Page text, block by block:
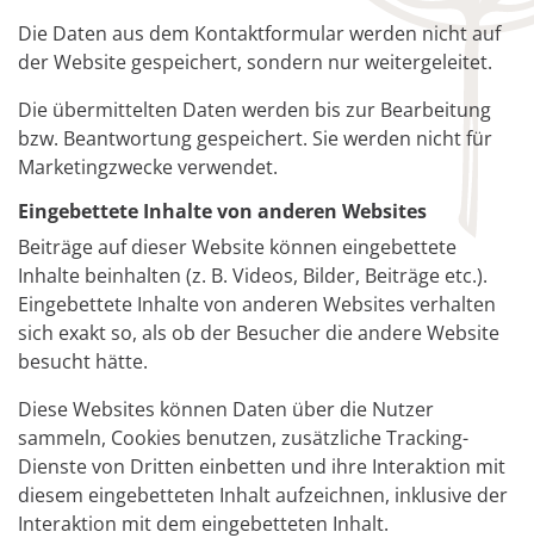
Die Daten aus dem Kontaktformular werden nicht auf
der Website gespeichert, sondern nur weitergeleitet.
Die übermittelten Daten werden bis zur Bearbeitung
bzw. Beantwortung gespeichert. Sie werden nicht für
Marketingzwecke verwendet.
Eingebettete Inhalte von anderen Websites
Beiträge auf dieser Website können eingebettete
Inhalte beinhalten (z. B. Videos, Bilder, Beiträge etc.).
Eingebettete Inhalte von anderen Websites verhalten
sich exakt so, als ob der Besucher die andere Website
besucht hätte.
Diese Websites können Daten über die Nutzer
sammeln, Cookies benutzen, zusätzliche Tracking-
Dienste von Dritten einbetten und ihre Interaktion mit
diesem eingebetteten Inhalt aufzeichnen, inklusive der
Interaktion mit dem eingebetteten Inhalt.